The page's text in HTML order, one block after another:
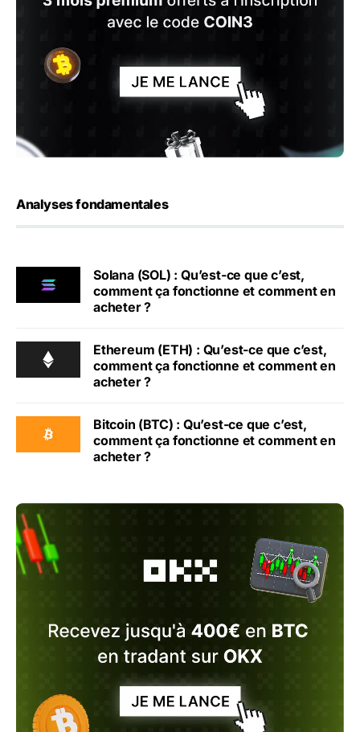
Analyses fondamentales
Solana (SOL) : Qu’est-ce que c’est,
comment ça fonctionne et comment en
acheter ?
Ethereum (ETH) : Qu’est-ce que c’est,
comment ça fonctionne et comment en
acheter ?
Bitcoin (BTC) : Qu’est-ce que c’est,
comment ça fonctionne et comment en
acheter ?